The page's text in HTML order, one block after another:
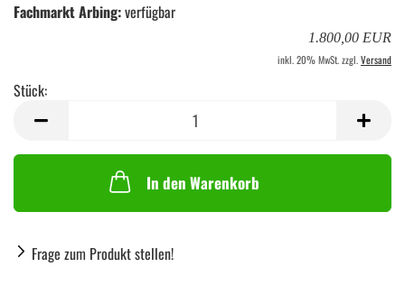
Fachmarkt Arbing:verfügbar
1.800,00 EUR
inkl. 20% MwSt. zzgl.Versand
Stück:
In den Warenkorb
Frage zum Produkt stellen!